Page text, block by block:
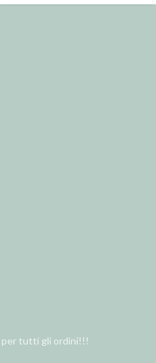
per tutti gli ordini!!!